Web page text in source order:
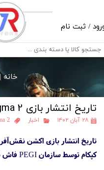
/ ثبت نام
حساب کاربری من
تغییر گذر واژه
خروج از حساب کاربری
تاریخ انتشار بازی Dragon’s Dogma 2 لو رفت
۲۸ آبان ۱۴۰۲ اخبار 2
کپکام توسط سازمان PEGI فاش شد.